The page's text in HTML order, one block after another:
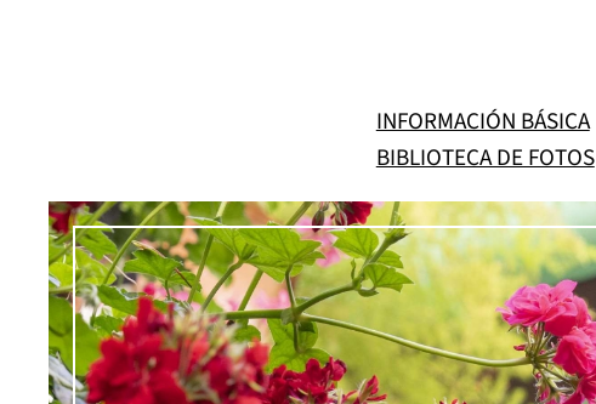
INFORMACIÓN BÁSICA
BIBLIOTECA DE FOTOS